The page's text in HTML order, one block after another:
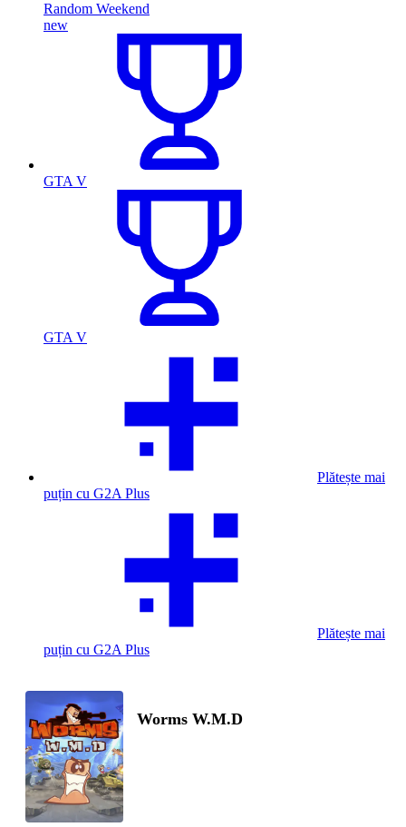
Random Weekend
new
GTA V
GTA V
Plătește mai
puțin cu G2A Plus
Plătește mai
puțin cu G2A Plus
Worms W.M.D